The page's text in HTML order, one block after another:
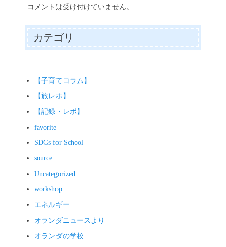
コメントは受け付けていません。
カテゴリ
【子育てコラム】
【旅レポ】
【記録・レポ】
favorite
SDGs for School
source
Uncategorized
workshop
エネルギー
オランダニュースより
オランダの学校